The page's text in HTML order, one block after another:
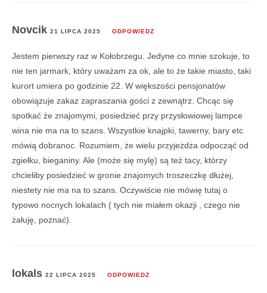
Novcik 21 LIPCA 2025 ODPOWIEDZ
Jestem pierwszy raz w Kołobrzegu. Jedyne co mnie szokuje, to
nie ten jarmark, który uważam za ok, ale to że takie miasto, taki
kurort umiera po godzinie 22. W większości pensjonatów
obowiązuje zakaz zapraszania gości z zewnątrz. Chcąc się
spotkać że znajomymi, posiedzieć przy przysłowiowej lampce
wina nie ma na to szans. Wszystkie knajpki, tawerny, bary etc
mówią dobranoc. Rozumiem, że wielu przyjeżdża odpocząć od
zgiełku, bieganiny. Ale (może się mylę) są też tacy, którzy
chcieliby posiedzieć w gronie znajomych troszeczkę dłużej,
niestety nie ma na to szans. Oczywiście nie mówię tutaj o
typowo nocnych lokalach ( tych nie miałem okazji , czego nie
żałuję, poznać).
lokals 22 LIPCA 2025 ODPOWIEDZ